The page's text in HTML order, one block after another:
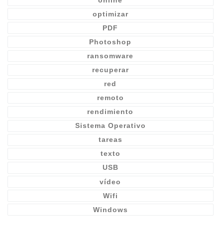
optimizar
PDF
Photoshop
ransomware
recuperar
red
remoto
rendimiento
Sistema Operativo
tareas
texto
USB
vídeo
Wifi
Windows